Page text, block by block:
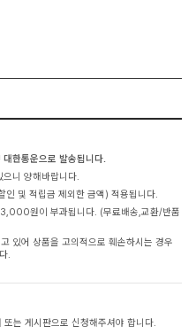
한통운으로 발송됩니다.
니 양해바랍니다.
및 적립금 제외한 금액) 적용됩니다.
원이 부과됩니다. (무료배송,교환/반품
있어 상품을 고의적으로 훼손하시는 경우
.
는 게시판으로 신청해주셔야 합니다.